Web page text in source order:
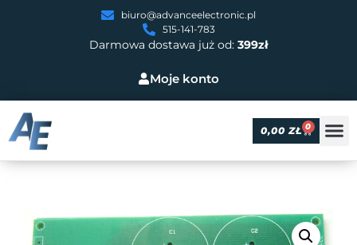
Moje konto
Darmowa dostawa już od: 399zł
biuro@advanceelectronic.pl
515-141-783
0,00 ZŁ 0